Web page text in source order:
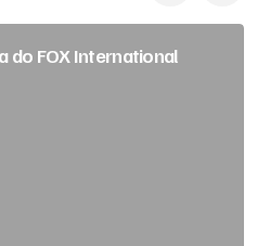
do FOX International